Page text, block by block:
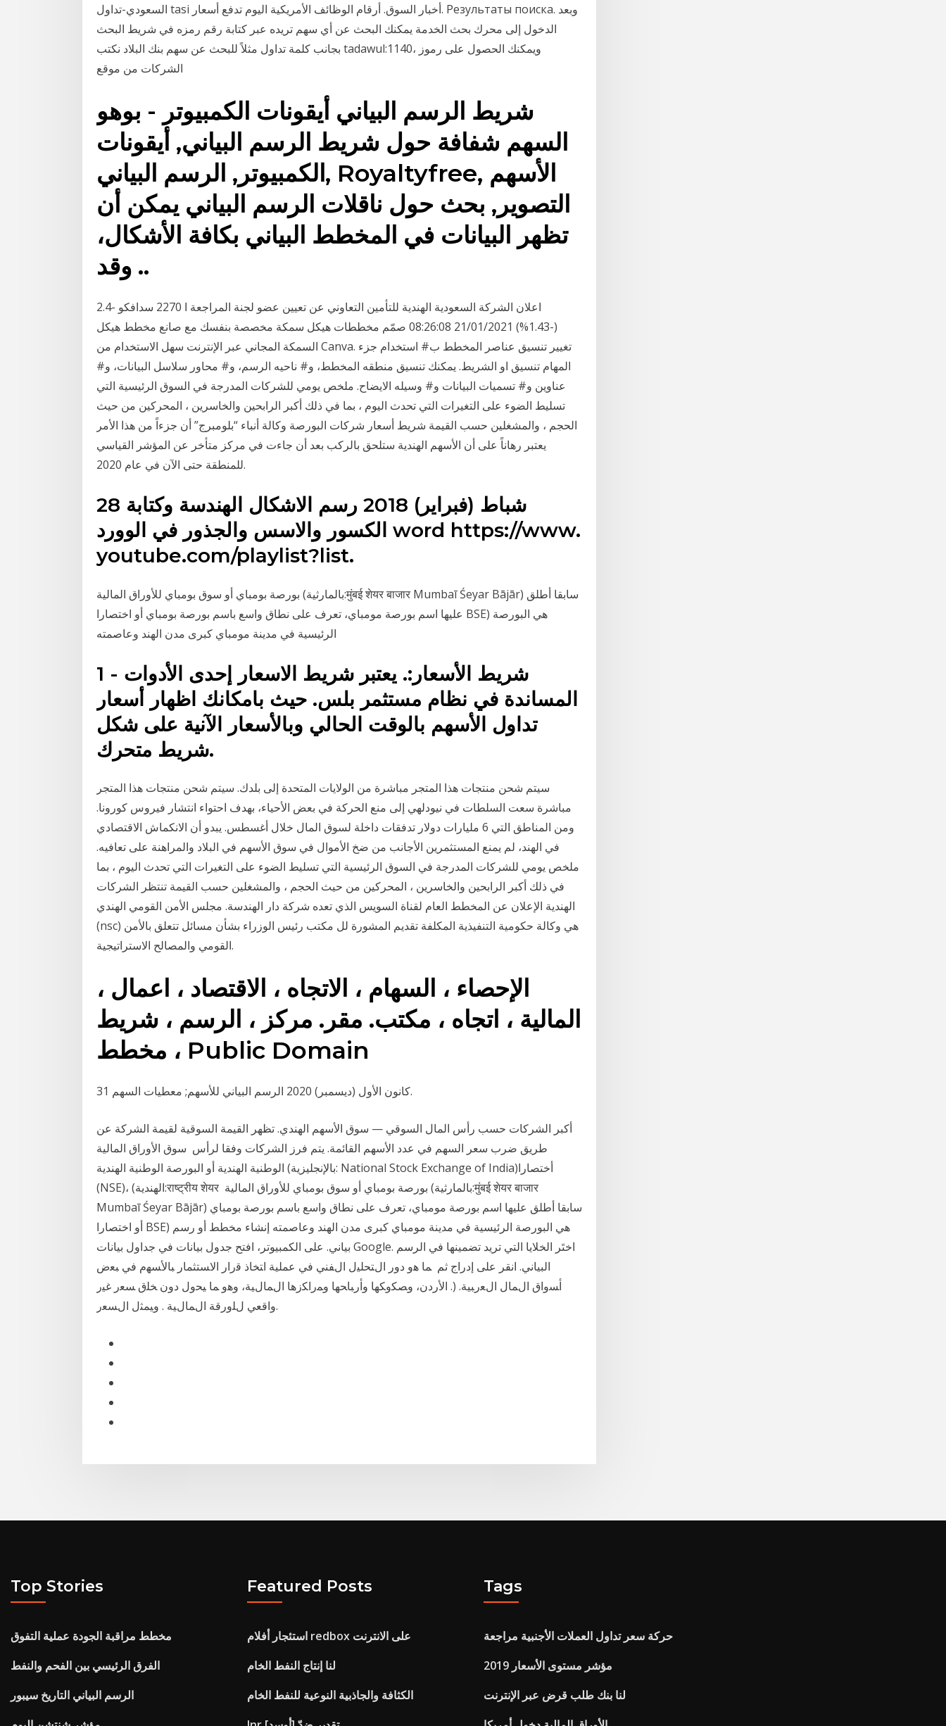
السعودي-تداول tasi أخبار السوق. أرقام الوظائف الأمريكية اليوم تدفع أسعار. Результаты поиска. وبعد
الدخول إلى محرك بحث الخدمة يمكنك البحث عن أي سهم تريده عبر كتابة رقم رمزه في شريط البحث
بجانب كلمة تداول مثلاً للبحث عن سهم بنك البلاد نكتب tadawul:1140، ويمكنك الحصول على رموز
الشركات من موقع
شريط الرسم البياني أيقونات الكمبيوتر - بوهو
السهم شفافة حول شريط الرسم البياني, أيقونات
الكمبيوتر, الرسم البياني, Royaltyfree, الأسهم
التصوير, بحث حول ناقلات الرسم البياني يمكن أن
تظهر البيانات في المخطط البياني بكافة الأشكال،
وقد ..
اعلان الشركة السعودية الهندية للتأمين التعاوني عن تعيين عضو لجنة المراجعة ا 2270 سدافكو -2.4
(-1.43%) 21/01/2021 08:26:08 صمّم مخططات هيكل سمكة مخصصة بنفسك مع صانع مخطط هيكل
السمكة المجاني عبر الإنترنت سهل الاستخدام من Canva. تغيير تنسيق عناصر المخطط ب# استخدام جزء
المهام تنسيق او الشريط. يمكنك تنسيق منطقه المخطط، و# ناحيه الرسم، و# محاور سلاسل البيانات، و#
عناوين و# تسميات البيانات و# وسيله الايضاح. ملخص يومي للشركات المدرجة في السوق الرئيسية التي
تسليط الضوء على التغيرات التي تحدث اليوم ، بما في ذلك أكبر الرابحين والخاسرين ، المحركين من حيث
الحجم ، والمشغلين حسب القيمة شريط أسعار شركات البورصة وكالة أنباء “بلومبرج” أن جزءاً من هذا الأمر
يعتبر رهاناً على أن الأسهم الهندية ستلحق بالركب بعد أن جاءت في مركز متأخر عن المؤشر القياسي
للمنطقة حتى الآن في عام 2020.
28 شباط (فبراير) 2018 رسم الاشكال الهندسة وكتابة
الكسور والاسس والجذور في الوورد word https://www.
youtube.com/playlist?list.
بورصة بومباي أو سوق بومباي للأوراق المالية (بالمارثية:मुंबई शेयर बाजार Mumbaī Śeyar Bājār) سابقا أطلق
عليها اسم بورصة مومباي، تعرف على نطاق واسع باسم بورصة بومباي أو اختصارا BSE) هي البورصة
الرئيسية في مدينة مومباي كبرى مدن الهند وعاصمته
1 - شريط الأسعار:. يعتبر شريط الاسعار إحدى الأدوات
المساندة في نظام مستثمر بلس. حيث بامكانك اظهار أسعار
تداول الأسهم بالوقت الحالي وبالأسعار الآنية على شكل
شريط متحرك.
سيتم شحن منتجات هذا المتجر مباشرة من الولايات المتحدة إلى بلدك. سيتم شحن منتجات هذا المتجر
مباشرة سعت السلطات في نيودلهي إلى منع الحركة في بعض الأحياء، بهدف احتواء انتشار فيروس كورونا.
ومن المناطق التي 6 مليارات دولار تدفقات داخلة لسوق المال خلال أغسطس. يبدو أن الانكماش الاقتصادي
في الهند، لم يمنع المستثمرين الأجانب من ضخ الأموال في سوق الأسهم في البلاد والمراهنة على تعافيه.
ملخص يومي للشركات المدرجة في السوق الرئيسية التي تسليط الضوء على التغيرات التي تحدث اليوم ، بما
في ذلك أكبر الرابحين والخاسرين ، المحركين من حيث الحجم ، والمشغلين حسب القيمة تنتظر الشركات
الهندية الإعلان عن المخطط العام لقناة السويس الذي تعده شركة دار الهندسة. مجلس الأمن القومي الهندي
(nsc) هي وكالة حكومية التنفيذية المكلفة تقديم المشورة لل مكتب رئيس الوزراء بشأن مسائل تتعلق بالأمن
القومي والمصالح الاستراتيجية.
الإحصاء ، السهام ، الاتجاه ، الاقتصاد ، اعمال ،
المالية ، اتجاه ، مكتب. مقر. مركز ، الرسم ، شريط
، مخطط Public Domain
31 كانون الأول (ديسمبر) 2020 الرسم البياني للأسهم; معطيات السهم.
أكبر الشركات حسب رأس المال السوقي — سوق الأسهم الهندي. تظهر القيمة السوقية لقيمة الشركة عن
طريق ضرب سعر السهم في عدد الأسهم القائمة. يتم فرز الشركات وفقا لرأس سوق الأوراق المالية
الوطنية الهندية أو البورصة الوطنية الهندية (بالإنجليزية: National Stock Exchange of India)‏ أختصارا
(NSE)، (الهندية:राष्ट्रीय शेयर بورصة بومباي أو سوق بومباي للأوراق المالية (بالمارثية:मुंबई शेयर बाजार
Mumbaī Śeyar Bājār) سابقا أطلق عليها اسم بورصة مومباي، تعرف على نطاق واسع باسم بورصة بومباي
أو اختصارا BSE) هي البورصة الرئيسية في مدينة مومباي كبرى مدن الهند وعاصمته إنشاء مخطط أو رسم
بياني. على الكمبيوتر، افتح جدول بيانات في جداول بيانات Google. اختَر الخلايا التي تريد تضمينها في الرسم
البياني. انقر على إدراج ثم ﻤﺎ ﻫﻭ ﺩﻭﺭ ﺍﻝﺘﺤﻠﻴل ﺍﻝﻔﻨﻲ ﻓﻲ ﻋﻤﻠﻴﺔ ﺍﺘﺨﺎﺫ ﻗﺭﺍﺭ ﺍﻻﺴﺘﺜﻤﺎﺭ ﺒﺎﻷﺴﻬﻡ ﻓﻲ ﺒﻌﺽ
ﺃﺴﻭﺍﻕ ﺍﻝﻤﺎل ﺍﻝﻌﺭﺒﻴﺔ. (. ﺍﻷﺭﺩﻥ، ﻭﺼﻜﻭﻜﻬﺎ ﻭﺃﺭﺒﺎﺤﻬﺎ ﻭﻤﺭﺍﻜﺯﻫﺎ ﺍﻝﻤﺎﻝﻴﺔ، ﻭﻫﻭ ﻤﺎ ﻴﺤﻭل ﺩﻭﻥ ﺨﻠﻕ ﺴﻌﺭ ﻏﻴﺭ
ﻭﺍﻗﻌﻲ ﻝﻠﻭﺭﻗﺔ ﺍﻝﻤﺎﻝﻴﺔ . ﻭﻴﻤﺜل ﺍﻝﺴﻌﺭ.
Top Stories
مخطط مراقبة الجودة عملية التفوق
الفرق الرئيسي بين الفحم والنفط
الرسم البياني التاريخ سيبور
Featured Posts
استئجار أفلام redbox على الانترنت
لنا إنتاج النفط الخام
الكثافة والجاذبية النوعية للنفط الخام
Tags
حركة سعر تداول العملات الأجنبية مراجعة
مؤشر مستوى الأسعار 2019
لنا بنك طلب قرض عبر الإنترنت